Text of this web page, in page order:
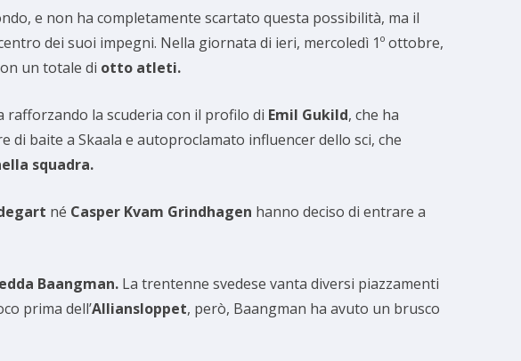
e non ha completamente scartato questa possibilità, ma il
dei suoi impegni. Nella giornata di ieri, mercoledì 1º ottobre,
un totale di otto atleti.
la scuderia con il profilo di Emil Gukild, che ha
baite a Skaala e autoproclamato influencer dello sci, che
squadra.
né Casper Kvam Grindhagen hanno deciso di entrare a
Baangman. La trentenne svedese vanta diversi piazzamenti
prima dell’Alliansloppet, però, Baangman ha avuto un brusco